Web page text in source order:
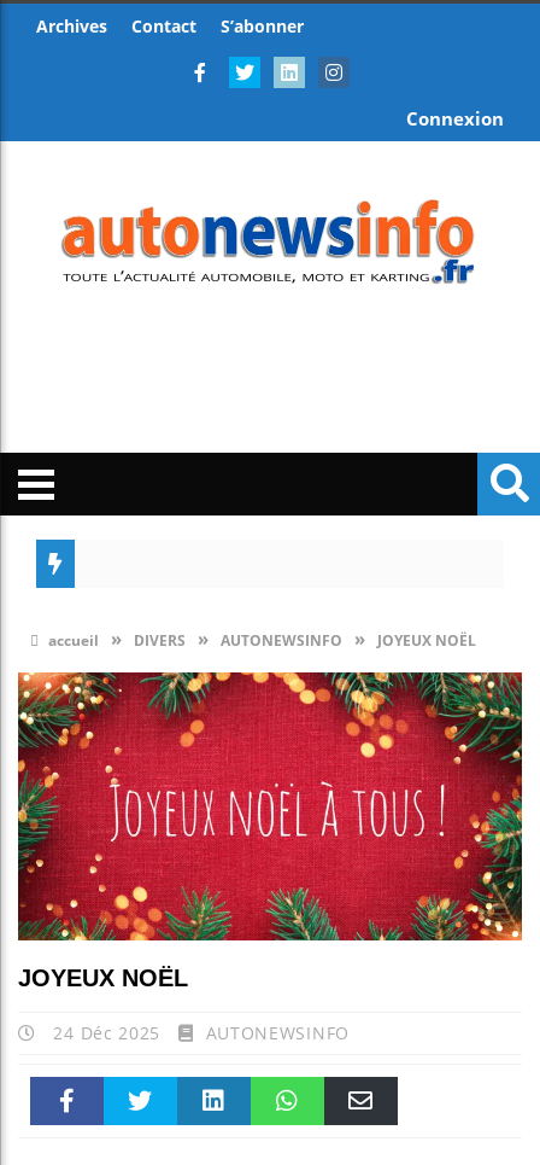
Archives Contact S’abonner
Connexion
accueil » DIVERS » AUTONEWSINFO » JOYEUX NOËL
JOYEUX NOËL
24 Déc 2025 AUTONEWSINFO